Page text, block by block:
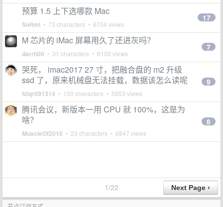
预算 1.5 上下选哪款 Mac
Softml • 73 characters • 6704 views
17
M 芯片的 iMac 屏幕用久了还进灰吗？
darrh00 • 31 characters • 6100 views
7
哭死， imac2017 27 寸，把融合盘的 m2 升级
ssd 了，原来机械盘无法挂载，数据该怎么读呢
fzlqr091314 • 100 characters • 5853 views
9
腾讯会议，新版本一用 CPU 就 100%，这是为
啥？
MuscleOf2016 • 23 characters • 6847 views
8
1/22